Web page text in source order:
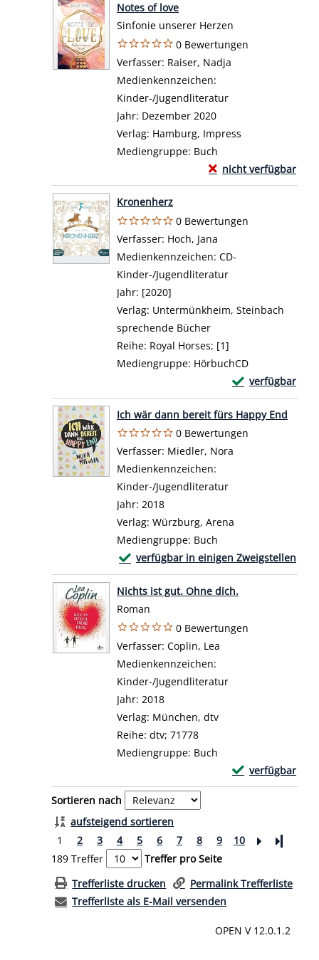
Notes of love
Sinfonie unserer Herzen
0 Bewertungen
Verfasser: Raiser, Nadja
Medienkennzeichen:
Kinder-/Jugendliteratur
Jahr: Dezember 2020
Verlag: Hamburg, Impress
Mediengruppe: Buch
nicht verfügbar
Exemplar-Details
Zum Download von
Kronenherz
0 Bewertungen
Verfasser: Hoch, Jana
Medienkennzeichen: CD-
Kinder-/Jugendliteratur
Jahr: [2020]
Verlag: Untermünkheim, Steinbach
sprechende Bücher
Reihe: Royal Horses; [1]
Mediengruppe: HörbuchCD
verfügbar
Exemplar-
Zum Download
Ich wär dann bereit fürs Happy End
0 Bewertungen
Verfasser: Miedler, Nora
Medienkennzeichen:
Kinder-/Jugendliteratur
Jahr: 2018
Verlag: Würzburg, Arena
Mediengruppe: Buch
verfügbar in einigen Zweigstellen
Exemplar-Details von Ich wär dann
Zum Download von externem Anbieter
Nichts ist gut. Ohne dich.
Roman
0 Bewertungen
Verfasser: Coplin, Lea
Medienkennzeichen:
Kinder-/Jugendliteratur
Jahr: 2018
Verlag: München, dtv
Reihe: dtv; 71778
Mediengruppe: Buch
verfügbar
Exemplar-
Zum Download
Zu den Suchfiltern springen
Sortieren nach
aufsteigend sortieren
1
2 3 4 5 6 7 8 9 10
Letzte
189 Treffer
Treffer pro Seite
Trefferliste drucken
Permalink Trefferliste
Trefferliste als E-Mail versenden
OPEN V 12.0.1.2